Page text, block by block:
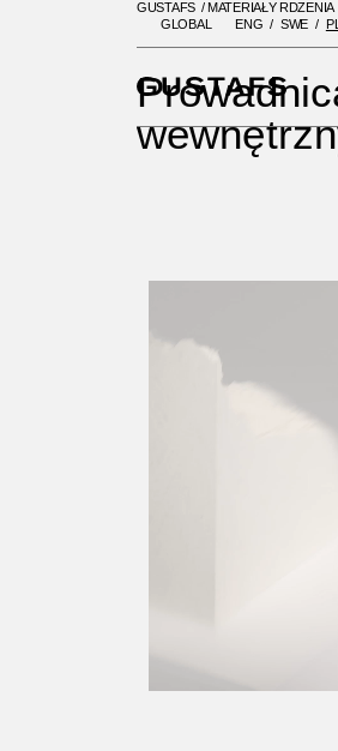
GLOBAL ENG SWE PL
GUSTAFS / MATERIAŁY RDZENIA